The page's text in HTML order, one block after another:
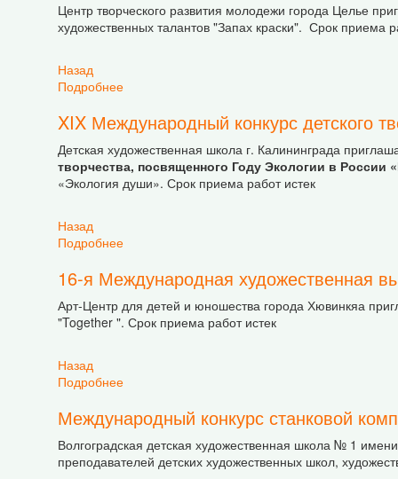
Центр творческого развития молодежи города Целье
художественных талантов "Запах краски". Срок приема
Назад
Подробнее
XIX Международный конкурс детского
Детская художественная школа г. Калининграда
творчества, посвященного Году Экологии в России
«Экология души». Срок приема работ истек
Назад
Подробнее
16-я Международная художественная
Арт-Центр для детей и юношества города Хювинкяа
"Together ". Срок приема работ истек
Назад
Подробнее
Международный конкурс станковой
Волгоградская детская художественная школа № 1
преподавателей детских художественных школ,